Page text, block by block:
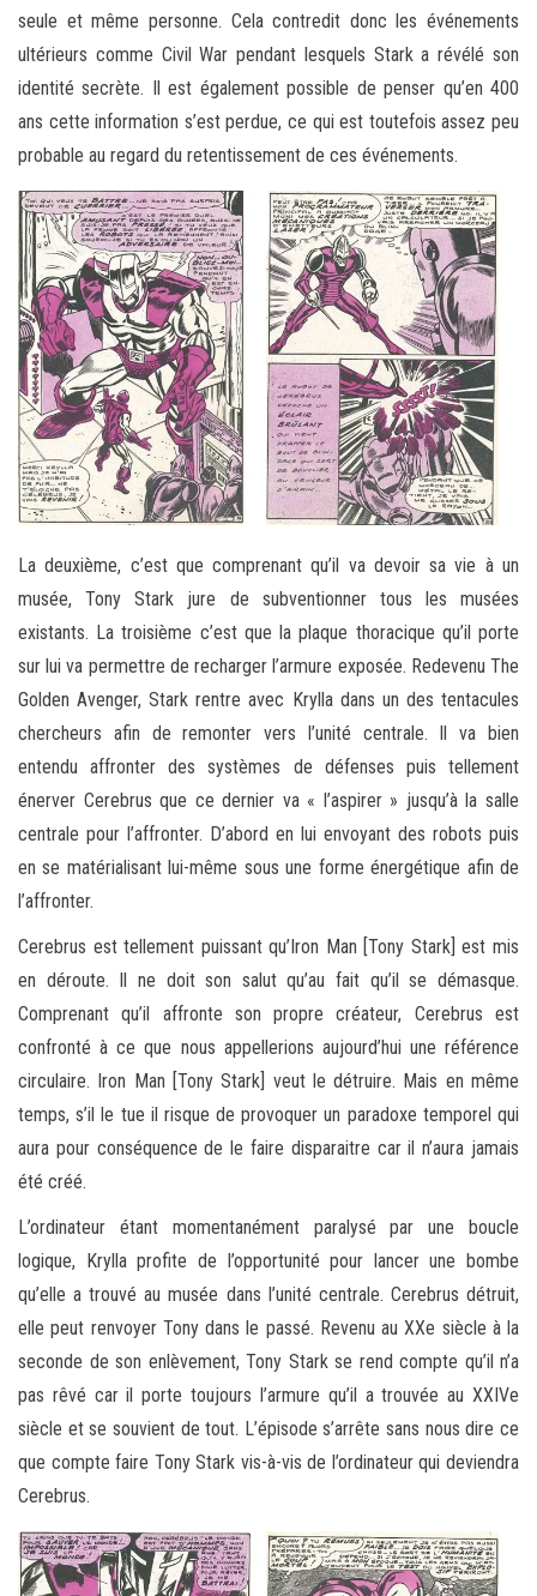
seule et même personne. Cela contredit donc les événements
ultérieurs comme Civil War pendant lesquels Stark a révélé son
identité secrète. Il est également possible de penser qu’en 400
ans cette information s’est perdue, ce qui est toutefois assez peu
probable au regard du retentissement de ces événements.
La deuxième, c’est que comprenant qu’il va devoir sa vie à un
musée, Tony Stark jure de subventionner tous les musées
existants. La troisième c’est que la plaque thoracique qu’il porte
sur lui va permettre de recharger l’armure exposée. Redevenu The
Golden Avenger, Stark rentre avec Krylla dans un des tentacules
chercheurs afin de remonter vers l’unité centrale. Il va bien
entendu affronter des systèmes de défenses puis tellement
énerver Cerebrus que ce dernier va « l’aspirer » jusqu’à la salle
centrale pour l’affronter. D’abord en lui envoyant des robots puis
en se matérialisant lui-même sous une forme énergétique afin de
l’affronter.
Cerebrus est tellement puissant qu’Iron Man [Tony Stark] est mis
en déroute. Il ne doit son salut qu’au fait qu’il se démasque.
Comprenant qu’il affronte son propre créateur, Cerebrus est
confronté à ce que nous appellerions aujourd’hui une référence
circulaire. Iron Man [Tony Stark] veut le détruire. Mais en même
temps, s’il le tue il risque de provoquer un paradoxe temporel qui
aura pour conséquence de le faire disparaitre car il n’aura jamais
été créé.
L’ordinateur étant momentanément paralysé par une boucle
logique, Krylla profite de l’opportunité pour lancer une bombe
qu’elle a trouvé au musée dans l’unité centrale. Cerebrus détruit,
elle peut renvoyer Tony dans le passé. Revenu au XXe siècle à la
seconde de son enlèvement, Tony Stark se rend compte qu’il n’a
pas rêvé car il porte toujours l’armure qu’il a trouvée au XXIVe
siècle et se souvient de tout. L’épisode s’arrête sans nous dire ce
que compte faire Tony Stark vis-à-vis de l’ordinateur qui deviendra
Cerebrus.